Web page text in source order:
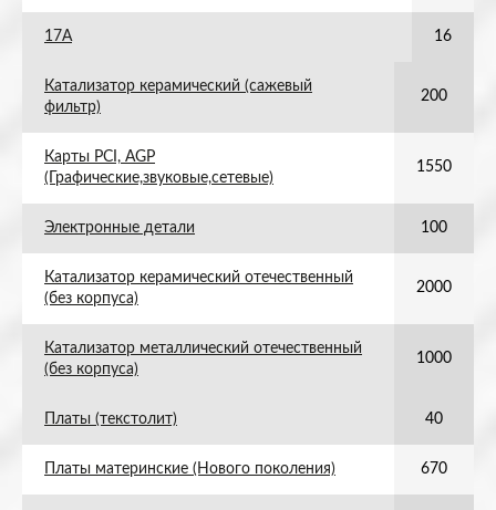
17А 16
Катализатор керамический (сажевый
фильтр)
200
Карты PCI, AGP
(Графические,звуковые,сетевые)
1550
Электронные детали 100
Катализатор керамический отечественный
(без корпуса)
2000
Катализатор металлический отечественный
(без корпуса)
1000
Платы (текстолит) 40
Платы материнские (Нового поколения) 670